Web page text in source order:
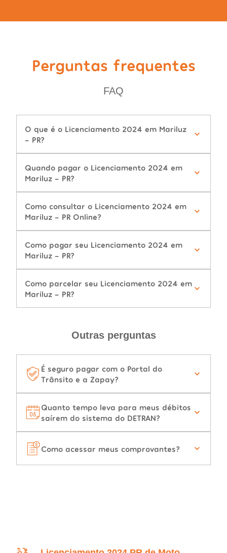
Perguntas frequentes
FAQ
O que é o Licenciamento 2024 em Mariluz
- PR?
Quando pagar o Licenciamento 2024 em
Mariluz - PR?
Como consultar o Licenciamento 2024 em
Mariluz - PR Online?
Como pagar seu Licenciamento 2024 em
Mariluz - PR?
Como parcelar seu Licenciamento 2024 em
Mariluz - PR?
Outras perguntas
É seguro pagar com o Portal do
Trânsito e a Zapay?
Quanto tempo leva para meus débitos
saírem do sistema do DETRAN?
Como acessar meus comprovantes?